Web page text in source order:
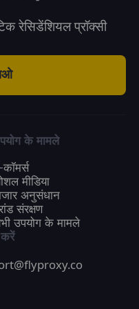
रेसिडेंशियल प्रॉक्सी
के मामले
मीडिया
अनुसंधान
संरक्षण
उपयोग के मामले
करें